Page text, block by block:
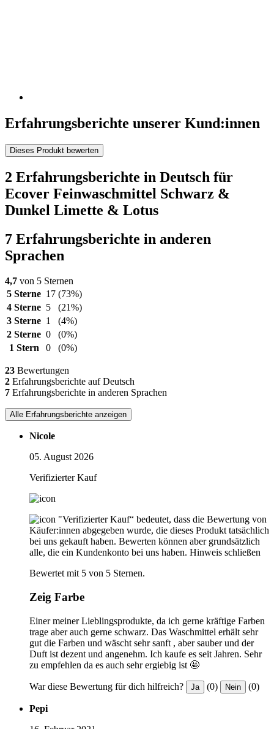
Erfahrungsberichte unserer Kund:innen
Dieses Produkt bewerten
2 Erfahrungsberichte in Deutsch für
Ecover Feinwaschmittel Schwarz &
Dunkel Limette & Lotus
7 Erfahrungsberichte in anderen
Sprachen
4,7 von 5 Sternen
5 Sterne 17 (73%)
4 Sterne 5
(21%)
3 Sterne 1
(4%)
2 Sterne 0
(0%)
1 Stern
0 (0%)
23 Bewertungen
2 Erfahrungsberichte auf Deutsch
7 Erfahrungsberichte in anderen Sprachen
Alle Erfahrungsberichte anzeigen
Nicole
05. August 2026
Verifizierter Kauf
"Verifizierter Kauf“ bedeutet, dass die Bewertung von
Käufer:innen abgegeben wurde, die dieses Produkt tatsächlich
bei uns gekauft haben. Bewerten können aber grundsätzlich
alle, die ein Kundenkonto bei uns haben. Hinweis schließen
Bewertet mit 5 von 5 Sternen.
Zeig Farbe
Einer meiner Lieblingsprodukte, da ich gerne kräftige Farben
trage aber auch gerne schwarz. Das Waschmittel erhält sehr
gut die Farben und wäscht sehr sanft , aber sauber und der
Duft ist dezent und angenehm. Ich kaufe es seit Jahren. Sehr
zu empfehlen da es auch sehr ergiebig ist 🤩
War diese Bewertung für dich hilfreich? Ja (0) Nein (0)
Pepi